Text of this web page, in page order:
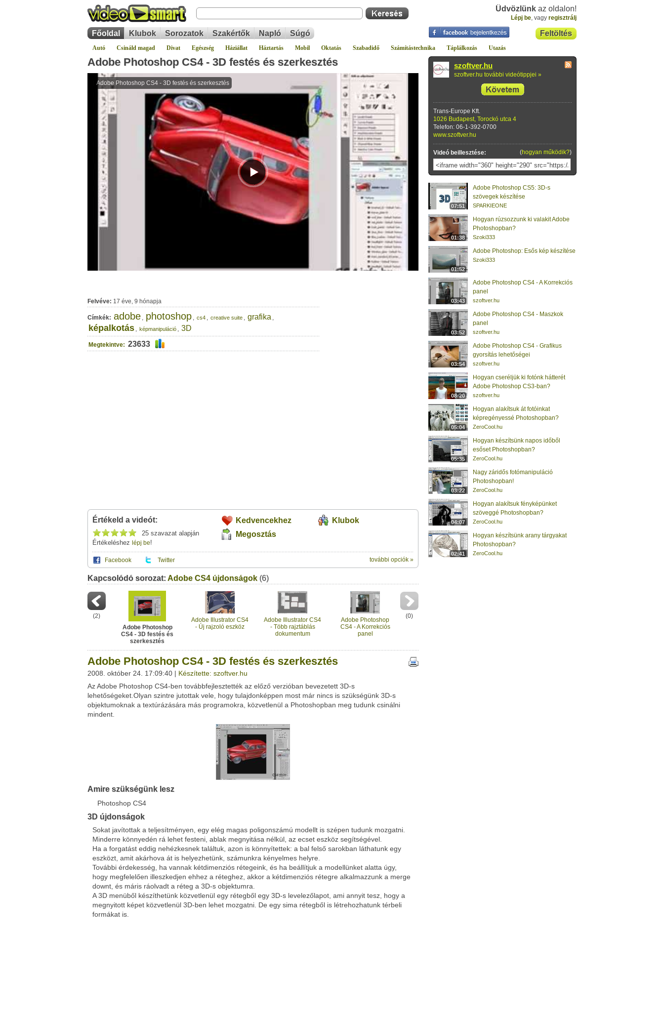
Üdvözlünk az oldalon!
Lépj be, vagy regisztrálj
Feltöltés
Főoldal Klubok Sorozatok Szakértők Napló Súgó
Autó Csináld magad Divat Egészség Háziállat Háztartás Mobil Oktatás Szabadidő Számítástechnika Táplálkozás Utazás
Adobe Photoshop CS4 - 3D festés és szerkesztés
Felvéve: 17 éve, 9 hónapja
Címkék: adobe , photoshop , cs4 , creative suite , grafika ,
képalkotás , képmanipuláció , 3D
Megtekintve: 23633
Értékeld a videót:
25 szavazat alapján
Értékeléshez lépj be!
Kedvencekhez
Klubok
Megosztás
Facebook Twitter további opciók »
A(z) "Adobe Photoshop CS4 - 3D festés és szerkesztés" című videótipp
saját leveleződet,vagyezt a felületet:
Neved:
E-mail címed:
Címzett e-mail címe:
Üzenet (opcionális):
Facebook Twitter Google
Digg
Del.icio.us
Live
Ez a videótipp a következő klub(ok)ba tartozik:
Ez a videó nem még nem tartozik egy klubhoz sem.
Ha van egy kis időd, nézz szét meglévő klubjaink között
Kapcsolódó sorozat:Adobe CS4 újdonságok (6)
(2)
Adobe Photoshop
CS4 - 3D festés és
szerkesztés
Adobe Illustrator CS4
- Új rajzoló eszköz
Adobe Illustrator CS4
- Több rajztáblás
dokumentum
Adobe Photoshop
CS4 - A Korrekciós
panel
(0)
Adobe Photoshop CS4 - 3D festés és szerkesztés
2008. október 24. 17:09:40 | Készítette: szoftver.hu
Az Adobe Photoshop CS4-ben továbbfejlesztették az előző verzióban bevezetett 3D-s
lehetőségeket.Olyan szintre jutottak vele, hogy tulajdonképpen most már nincs is szükségünk 3D-s
objektumoknak a textúrázására más programokra, közvetlenül a Photoshopban meg tudunk csinálni
mindent.
Amire szükségünk lesz
Photoshop CS4
3D újdonságok
Sokat javítottak a teljesítményen, egy elég magas poligonszámú modellt is szépen tudunk mozgatni.
Minderre könnyedén rá lehet festeni, ablak megnyitása nélkül, az ecset eszköz segítségével.
Ha a forgatást eddig nehézkesnek találtuk, azon is könnyítettek: a bal felső sarokban láthatunk egy
eszközt, amit akárhova át is helyezhetünk, számunkra kényelmes helyre.
További érdekesség, ha vannak kétdimenziós rétegeink, és ha beállítjuk a modellünket alatta úgy,
hogy megfelelően illeszkedjen ehhez a réteghez, akkor a kétdimenziós rétegre alkalmazzunk a merge
downt, és máris ráolvadt a réteg a 3D-s objektumra.
A 3D menüből készíthetünk közvetlenül egy rétegből egy 3D-s levelezőlapot, ami annyit tesz, hogy a
megnyitott képet közvetlenül 3D-ben lehet mozgatni. De egy sima rétegből is létrehozhatunk térbeli
formákat is.
szoftver.hu
szoftver.hu további videótippjei »
Trans-Europe Kft.
1026 Budapest, Torockó utca 4
Telefon: 06-1-392-0700
www.szoftver.hu
Videó beillesztése: (hogyan működik?)
07:51
Adobe Photoshop CS5: 3D-s
szövegek készítése
SPARKIEONE
01:38
Hogyan rúzsozzunk ki valakit Adobe
Photoshopban?
Szoki333
01:52
Adobe Photoshop: Esős kép készítése
Szoki333
03:43
Adobe Photoshop CS4 - A Korrekciós
panel
szoftver.hu
03:52
Adobe Photoshop CS4 - Maszkok
panel
szoftver.hu
03:54
Adobe Photoshop CS4 - Grafikus
gyorsítás lehetőségei
szoftver.hu
08:20
Hogyan cseréljük ki fotónk hátterét
Adobe Photoshop CS3-ban?
szoftver.hu
05:04
Hogyan alakítsuk át fotóinkat
képregényessé Photoshopban?
ZeroCool.hu
05:35
Hogyan készítsünk napos időből
esőset Photoshopban?
ZeroCool.hu
03:22
Nagy záridős fotómanipuláció
Photoshopban!
ZeroCool.hu
04:07
Hogyan alakítsuk fényképünket
szöveggé Photoshopban?
ZeroCool.hu
02:41
Hogyan készítsünk arany tárgyakat
Photoshopban?
ZeroCool.hu